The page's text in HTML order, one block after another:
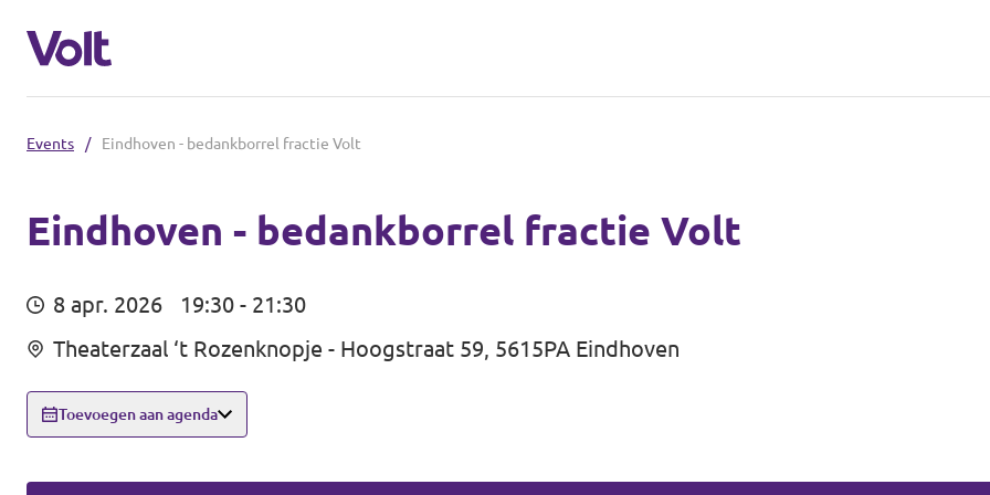
Steden
Volt Maastricht
Mensen
Events / Eindhoven - bedankborrel fractie Volt
Eindhoven - bedankborrel fractie Volt
8 apr. 2026
19:30 - 21:30
Theaterzaal ‘t Rozenknopje - Hoogstraat 59, 5615PA Eindhoven
Toevoegen aan agenda